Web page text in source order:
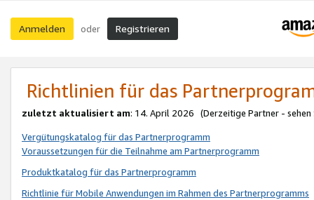
Anmelden oder Registrieren
Richtlinien für das
zuletzt aktualisiert am: 14. April 2026 (Derzeitige Partner - sehen
Vergütungskatalog für das Partnerprogramm
Voraussetzungen für die Teilnahme am Partnerprogramm
Produktkatalog für das Partnerprogramm
Richtlinie für Mobile Anwendungen im Rahmen des Partnerprogramms